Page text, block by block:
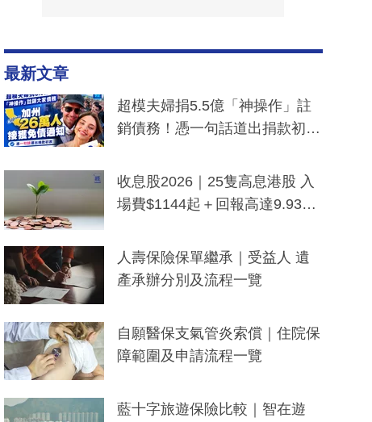
最新文章
超模夫婦捐5.5億「神操作」註
銷債務！憑一句話道出捐款初
一度被誤當詐騙手段
收息股2026｜25隻高息港股 入
場費$1144起＋回報高達9.93
人壽保險保單繼承｜受益人 遺
產承辦分別及流程一覽
自願醫保支氣管炎索償｜住院保
障範圍及申請流程一覽
藍十字旅遊保險比較｜智在遊